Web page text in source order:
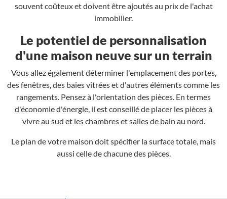
souvent coûteux et doivent être ajoutés au prix de l'achat
immobilier.
Le potentiel de personnalisation
d'une maison neuve sur un terrain
Vous allez également déterminer l'emplacement des portes,
des fenêtres, des baies vitrées et d'autres éléments comme les
rangements. Pensez à l'orientation des pièces. En termes
d'économie d'énergie, il est conseillé de placer les pièces à
vivre au sud et les chambres et salles de bain au nord.
Le plan de votre maison doit spécifier la surface totale, mais
aussi celle de chacune des pièces.